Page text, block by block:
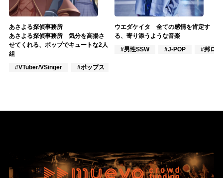
あさよる探偵事務所
あさよる探偵事務所 気分を高揚さ
せてくれる、ポップでキュートな2人
組
#VTuber/VSinger
#ポップス
ウエダケイタ 全ての感情を肯定す
る、寄り添うような音楽
#男性SSW
#J-POP #邦ロ